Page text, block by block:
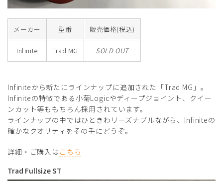
メーカー 型番 販売価格(税込)
Infinite Trad MG SOLD OUT
Infiniteから新たにラインナップに追加された「Trad MG」。
Infiniteの特徴である小菊Logicやディープジョイント、クイー
ンカット等ももちろん採用されています。
ラインナップの中ではひときわリーズナブルながら、Infiniteの
確かなクオリティをその手にどうぞ。
詳細・ご購入はこちら
Trad Fullsize ST